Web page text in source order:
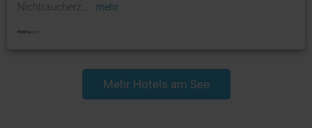
Nichtraucherz
mehr
Mehr Hotels am See